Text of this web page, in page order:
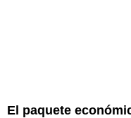
El paquete